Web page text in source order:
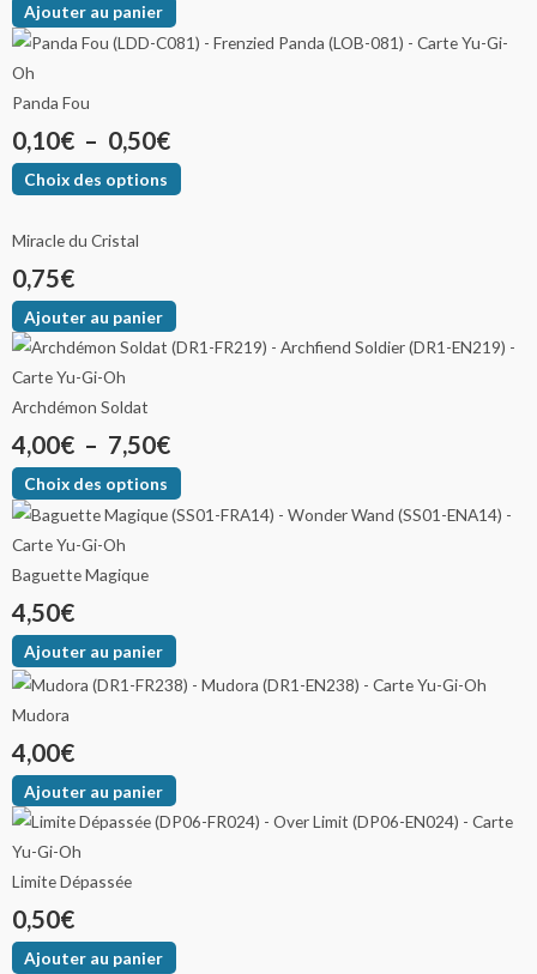
Ajouter au panier
Panda Fou
0,10€ – 0,50€
Choix des options
Miracle du Cristal
0,75€
Ajouter au panier
Archdémon Soldat
4,00€ – 7,50€
Choix des options
Baguette Magique
4,50€
Ajouter au panier
Mudora
4,00€
Ajouter au panier
Limite Dépassée
0,50€
Ajouter au panier